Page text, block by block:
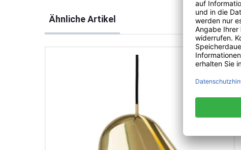
Ähnliche Artikel